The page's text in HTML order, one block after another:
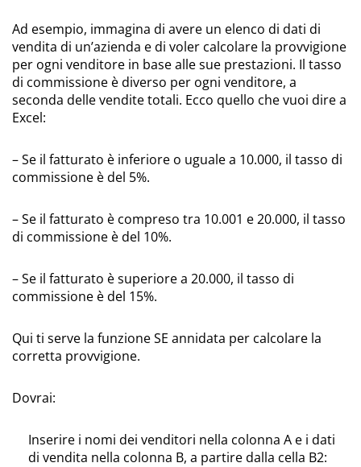
Ad esempio, immagina di avere un elenco di dati di
vendita di un’azienda e di voler calcolare la provvigione
per ogni venditore in base alle sue prestazioni. Il tasso
di commissione è diverso per ogni venditore, a
seconda delle vendite totali. Ecco quello che vuoi dire a
Excel:
– Se il fatturato è inferiore o uguale a 10.000, il tasso di
commissione è del 5%.
– Se il fatturato è compreso tra 10.001 e 20.000, il tasso
di commissione è del 10%.
– Se il fatturato è superiore a 20.000, il tasso di
commissione è del 15%.
Qui ti serve la funzione SE annidata per calcolare la
corretta provvigione.
Dovrai:
Inserire i nomi dei venditori nella colonna A e i dati
di vendita nella colonna B, a partire dalla cella B2: